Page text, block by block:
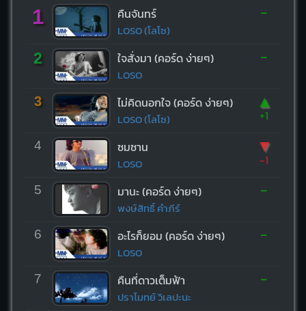
1 คืนจันทร์
LOSO (โลโซ)
-
2 ใจสั่งมา (คอร์ด ง่ายๆ)
LOSO
-
3 ไม่คิดนอกใจ (คอร์ด ง่ายๆ)
LOSO (โลโซ)
▲
+1
4 ซมซาน
LOSO
▼
-1
5 มานะ (คอร์ด ง่ายๆ)
พงษ์สิทธิ์ คำภีร์
-
6 อะไรก็ยอม (คอร์ด ง่ายๆ)
LOSO
-
7 คืนที่ดาวเต็มฟ้า
ปราโมทย์ วิเลปะนะ
-